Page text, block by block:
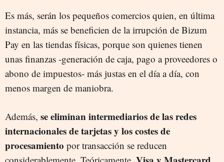
Es más, serán los pequeños comercios quien, en última
instancia, más se beneficien de la irrupción de Bizum
Pay en las tiendas físicas, porque son quienes tienen
unas finanzas -generación de caja, pago a proveedores o
abono de impuestos- más justas en el día a día, con
menos margen de maniobra.
Además, se eliminan intermediarios de las redes
internacionales de tarjetas y los costes de
procesamiento por transacción se reducen